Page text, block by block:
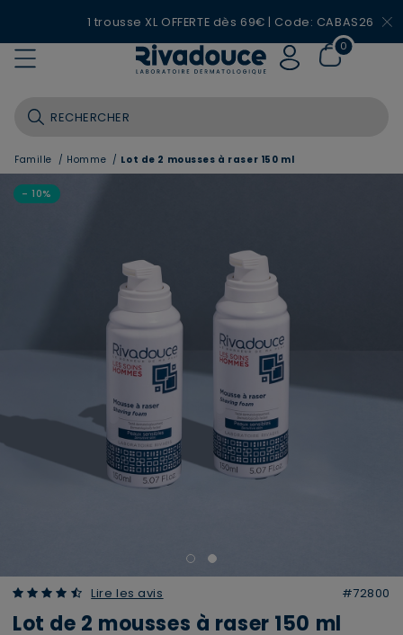
1 trousse XL OFFERTE dès 69€ | Code: CABAS26
0
Famille / Homme / Lot de 2 mousses à raser 150 ml
- 10%
4.63 out of 5 Customer Rating
Lire les avis #72800
Lot de 2 mousses à raser 150 ml